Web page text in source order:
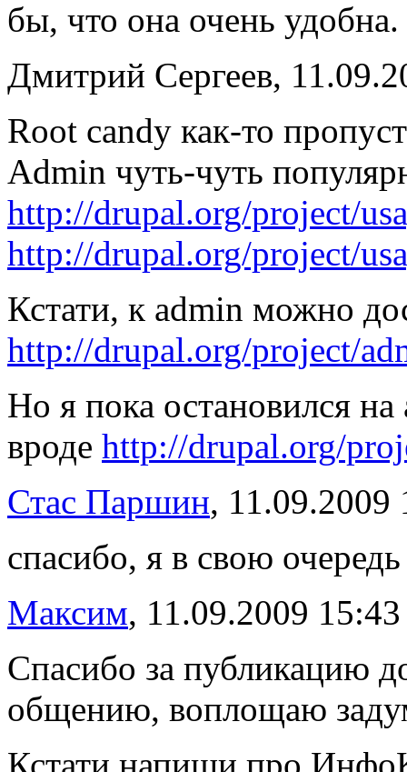
бы, что она очень удобна.
Дмитрий Сергеев,
Root candy как-то
Admin чуть-чуть
http://drupal.org/project/
http://drupal.org/project/
Кстати, к admin можно
http://drupal.org/project/
Но я пока остановился
вроде http://drupal.org/
Стас Паршин, 11.09.2009
спасибо, я в свою
Максим, 11.09.2009 15:43
Спасибо за публикацию
общению, воплощаю
Кстати напиши про